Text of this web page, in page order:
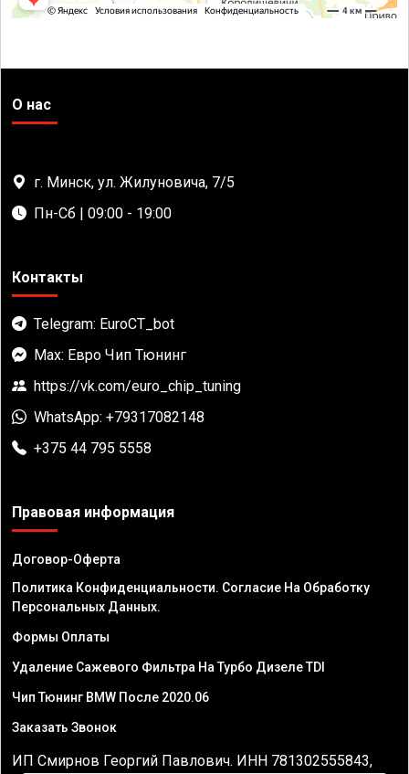
О нас
г. Минск, ул. Жилуновича, 7/5
Пн-Сб | 09:00 - 19:00
Контакты
Telegram: EuroCT_bot
Max: Евро Чип Тюнинг
https://vk.com/euro_chip_tuning
WhatsApp: +79317082148
+375 44 795 5558
Правовая информация
Договор-Оферта
Политика Конфиденциальности. Согласие На Обработку
Персональных Данных.
Формы Оплаты
Удаление Сажевого Фильтра На Турбо Дизеле TDI
Чип Тюнинг BMW После 2020.06
Заказать Звонок
ИП Смирнов Георгий Павлович. ИНН 781302555843,